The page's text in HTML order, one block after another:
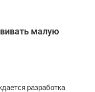
малую
разработка